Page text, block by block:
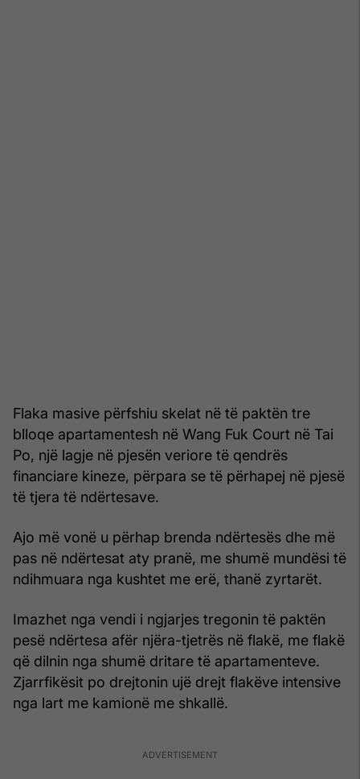
Flaka masive përfshiu skelat në të paktën tre
blloqe apartamentesh në Wang Fuk Court në Tai
Po, një lagje në pjesën veriore të qendrës
financiare kineze, përpara se të përhapej në pjesë
të tjera të ndërtesave.
Ajo më vonë u përhap brenda ndërtesës dhe më
pas në ndërtesat aty pranë, me shumë mundësi të
ndihmuara nga kushtet me erë, thanë zyrtarët.
Imazhet nga vendi i ngjarjes tregonin të paktën
pesë ndërtesa afër njëra-tjetrës në flakë, me flakë
që dilnin nga shumë dritare të apartamenteve.
Zjarrfikësit po drejtonin ujë drejt flakëve intensive
nga lart me kamionë me shkallë.